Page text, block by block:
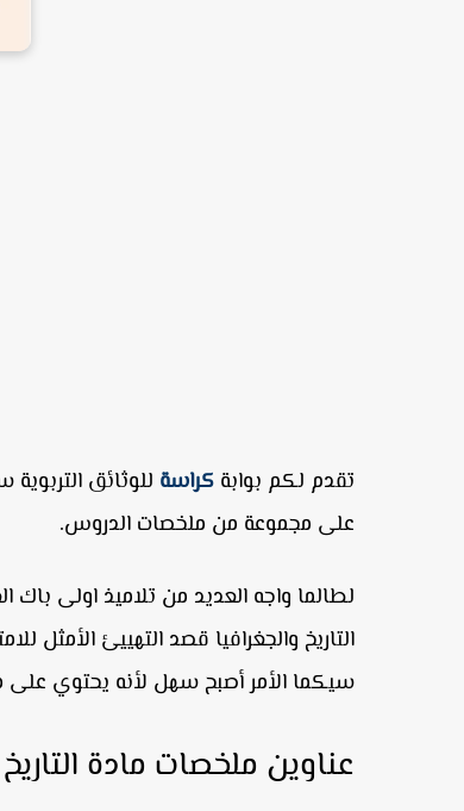
تقدم لكم بوابة كراسة
على مجموعة من ملخصات الدروس.
لطالما واجه العديد من تلاميذ اولى
التاريخ والجغرافيا قصد التهييئ
سيكما الأمر أصبح سهل لأنه يحتوي
عناوين ملخصات مادة